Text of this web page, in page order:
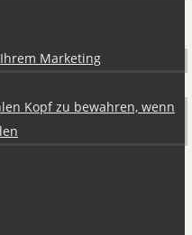
Marketing
Kopf zu bewahren, wenn